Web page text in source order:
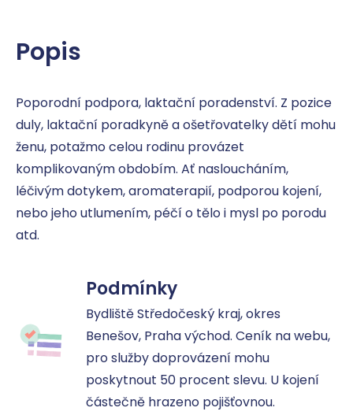
Popis
Poporodní podpora, laktační poradenství. Z pozice
duly, laktační poradkyně a ošetřovatelky dětí mohu
ženu, potažmo celou rodinu provázet
komplikovaným obdobím. Ať nasloucháním,
léčivým dotykem, aromaterapií, podporou kojení,
nebo jeho utlumením, péčí o tělo i mysl po porodu
atd.
Podmínky
Bydliště Středočeský kraj, okres
Benešov, Praha východ. Ceník na webu,
pro služby doprovázení mohu
poskytnout 50 procent slevu. U kojení
částečně hrazeno pojišťovnou.